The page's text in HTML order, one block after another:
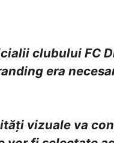
clubului FC
era
vizuale va